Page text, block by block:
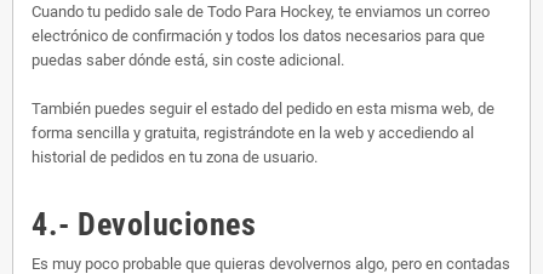
Cuando tu pedido sale de Todo Para Hockey, te enviamos un correo
electrónico de confirmación y todos los datos necesarios para que
puedas saber dónde está, sin coste adicional.
También puedes seguir el estado del pedido en esta misma web, de
forma sencilla y gratuita, registrándote en la web y accediendo al
historial de pedidos en tu zona de usuario.
4.- Devoluciones
Es muy poco probable que quieras devolvernos algo, pero en contadas